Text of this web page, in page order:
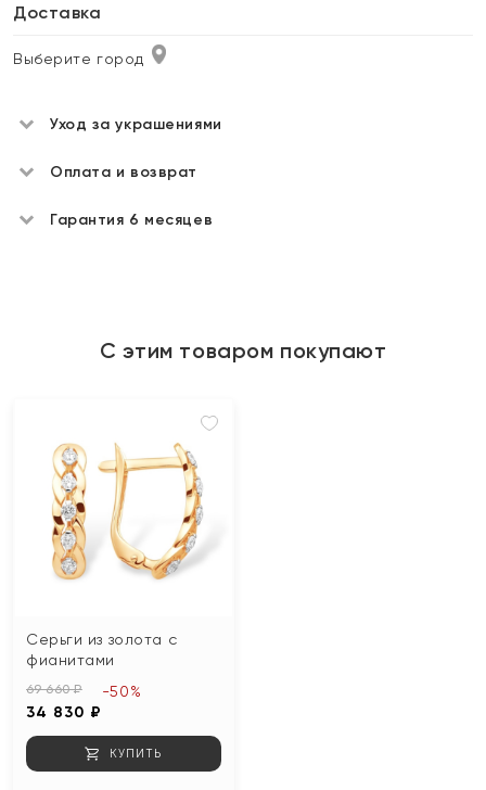
Доставка
Выберите город
Уход за украшениями
Оплата и возврат
Гарантия 6 месяцев
С этим товаром покупают
Серьги из золота с
фианитами
69 660 ₽
34 830 ₽
-50%
КУПИТЬ